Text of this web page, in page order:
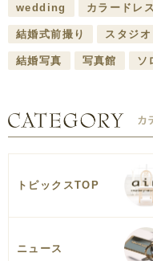
wedding カラードレス
結婚式前撮り スタジオ
結婚写真 写真館 ソ
トピックスTOP
ニュース